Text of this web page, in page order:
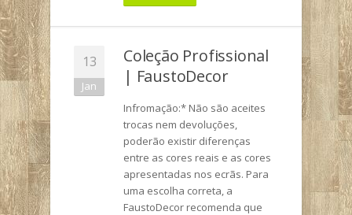
13
Jan
Coleção Profissional
| FaustoDecor
Infromação:* Não são aceites
trocas nem devoluções,
poderão existir diferenças
entre as cores reais e as cores
apresentadas nos ecrãs. Para
uma escolha correta, a
FaustoDecor recomenda que